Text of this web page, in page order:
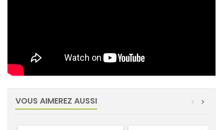
VOUS AIMEREZ AUSSI >
<